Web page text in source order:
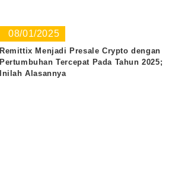
08/01/2025
Remittix Menjadi Presale Crypto dengan
Pertumbuhan Tercepat Pada Tahun 2025;
Inilah Alasannya